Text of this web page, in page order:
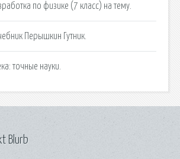
по физике (7 класс) на тему.
Перышкин Гутник.
точные науки.
Blurb